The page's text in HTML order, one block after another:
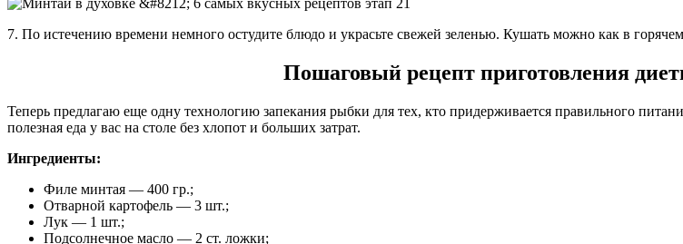
7. По истечению времени немного остудите блюдо и украсьте свежей зеленью. Кушать можно как в
Пошаговый рецепт приготовления
Теперь предлагаю еще одну технологию запекания рыбки для тех, кто придерживается правильного
полезная еда у вас на столе без хлопот и больших затрат.
Ингредиенты:
Филе минтая — 400 гр.;
Отварной картофель — 3 шт.;
Лук — 1 шт.;
Подсолнечное масло — 2 ст. ложки;